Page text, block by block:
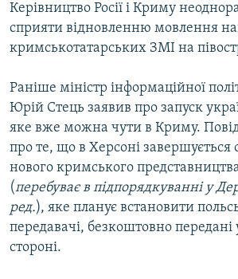
Керівництво Росії і Криму
сприяти відновленню мовлення
кримськотатарських ЗМІ на
Раніше міністр інформаційної
Юрій Стець заявив про запуск
яке вже можна чути в Криму.
про те, що в Херсоні
нового кримського
(перебуває в підпорядкуванні у
ред.), яке планує встановити
передавачі, безкоштовно передані
стороні.